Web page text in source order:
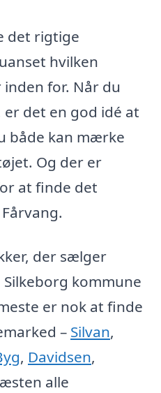
det rigtige
hvilken
for. Når du
det en god idé at
både kan mærke
Og der er
at finde det
der sælger
kommune
er nok at finde
– Silvan,
, Davidsen,
alle